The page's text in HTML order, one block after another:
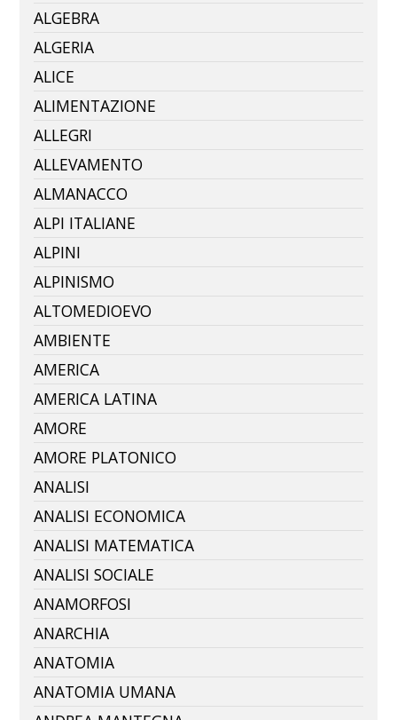
ALGEBRA
ALGERIA
ALICE
ALIMENTAZIONE
ALLEGRI
ALLEVAMENTO
ALMANACCO
ALPI ITALIANE
ALPINI
ALPINISMO
ALTOMEDIOEVO
AMBIENTE
AMERICA
AMERICA LATINA
AMORE
AMORE PLATONICO
ANALISI
ANALISI ECONOMICA
ANALISI MATEMATICA
ANALISI SOCIALE
ANAMORFOSI
ANARCHIA
ANATOMIA
ANATOMIA UMANA